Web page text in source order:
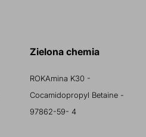
Zielona chemia
ROKAmina K30 -
Cocamidopropyl Betaine -
97862-59- 4